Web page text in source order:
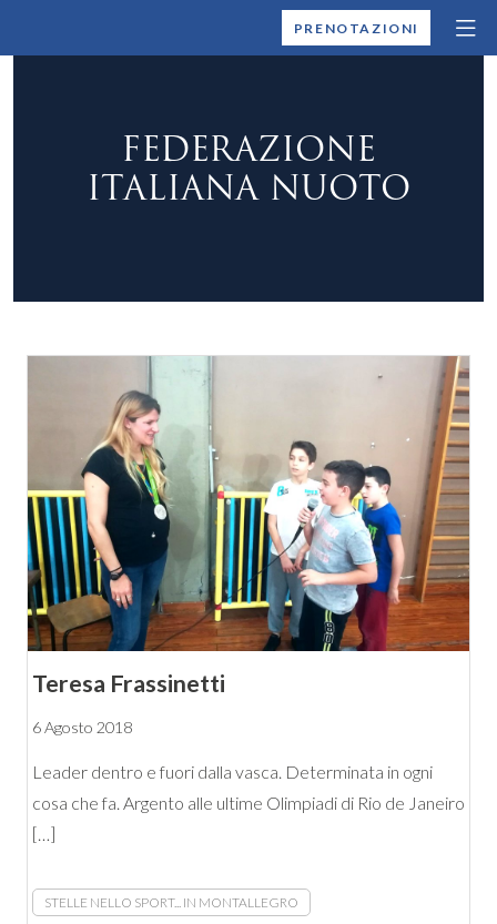
MONTALLEGROPRENOTAZIONI
FEDERAZIONE
ITALIANA NUOTO
Teresa Frassinetti
6 Agosto 2018
Leader dentro e fuori dalla vasca. Determinata in ogni
cosa che fa. Argento alle ultime Olimpiadi di Rio de Janeiro
[…]
STELLE NELLO SPORT... IN MONTALLEGRO